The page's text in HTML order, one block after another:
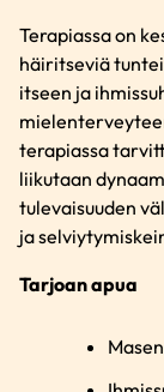
Terapiassa on
häiritseviä
itseen ja
terapiassa
liikutaan
tulevaisuuden
ja
Tarjoan apua